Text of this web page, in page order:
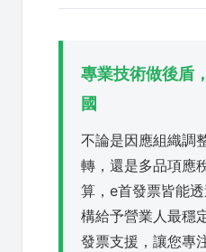
專業技術做後盾
國
不論是因應組織調
轉，還是多品項應
算，e首發票皆能
構給予營業人最穩
發票支援，讓您專